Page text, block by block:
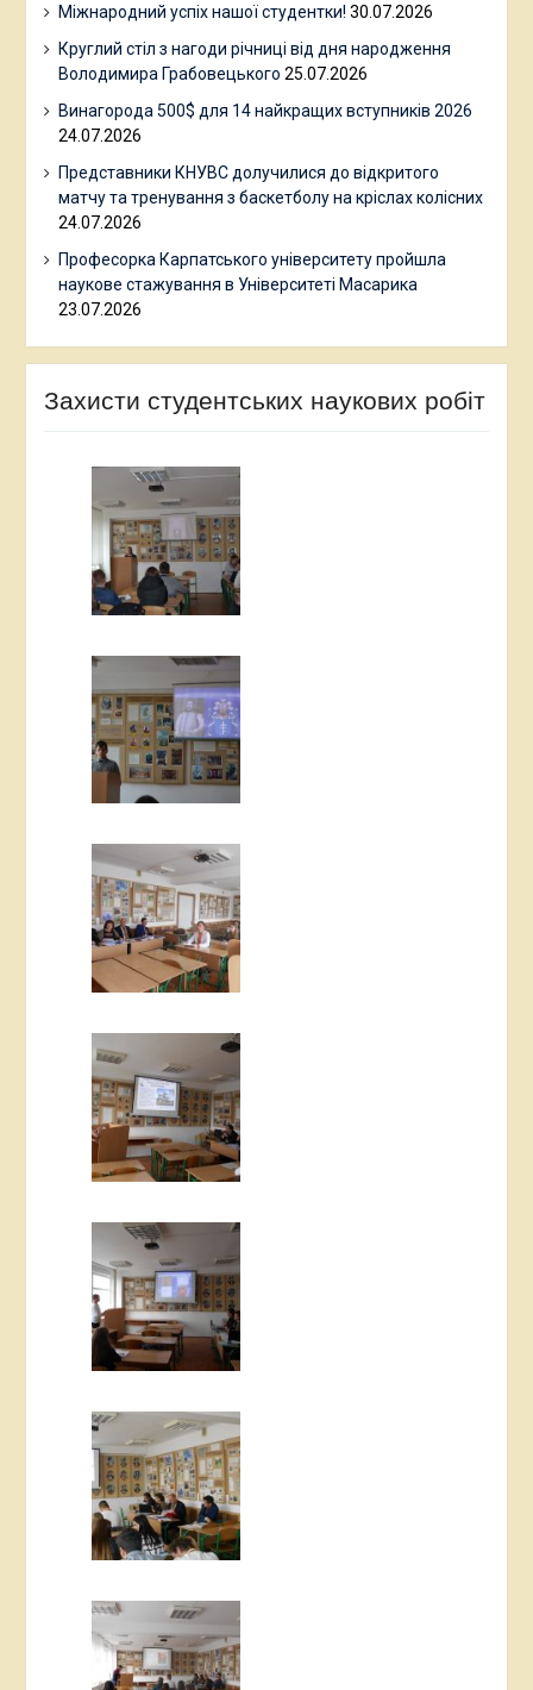
Міжнародний успіх нашої студентки! 30.07.2026
Круглий стіл з нагоди річниці від дня народження
Володимира Грабовецького 25.07.2026
Винагорода 500$ для 14 найкращих вступників 2026
24.07.2026
Представники КНУВС долучилися до відкритого
матчу та тренування з баскетболу на кріслах колісних
24.07.2026
Професорка Карпатського університету пройшла
наукове стажування в Університеті Масарика
23.07.2026
Захисти студентських наукових робіт